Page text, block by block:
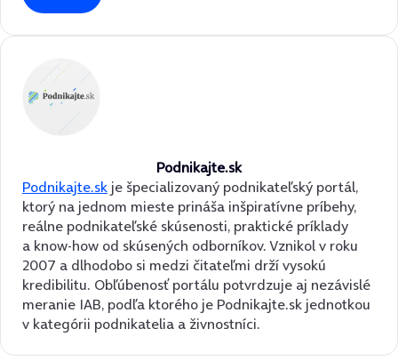
Podnikajte.sk
Podnikajte.sk je špecializovaný podnikateľský portál,
ktorý na jednom mieste prináša inšpiratívne príbehy,
reálne podnikateľské skúsenosti, praktické príklady
a know-how od skúsených odborníkov. Vznikol v roku
2007 a dlhodobo si medzi čitateľmi drží vysokú
kredibilitu. Obľúbenosť portálu potvrdzuje aj nezávislé
meranie IAB, podľa ktorého je Podnikajte.sk jednotkou
v kategórii podnikatelia a živnostníci.